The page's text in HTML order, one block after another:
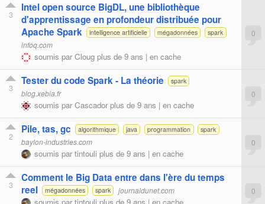
3
Intel open source BigDL, une bibliothèque
d'apprentissage en profondeur distribuée pour
Apache Spark
intelligence artificielle mégadonnées spark
infoq.com
soumis parCloug plus de 9 ans | en cache
0
3
Tester du code Spark - La théorie spark
blog.xebia.fr
soumis parCascadorplus de 9 ans | en cache
0
2
Pile, tas, gc algorithmique java programmation spark
baylon-industries.com
soumis partintouli plus de 9 ans | en cache
0
3
Comment le Big Data entre dans l'ère du temps
reel
mégadonnées spark journaldunet.com 0